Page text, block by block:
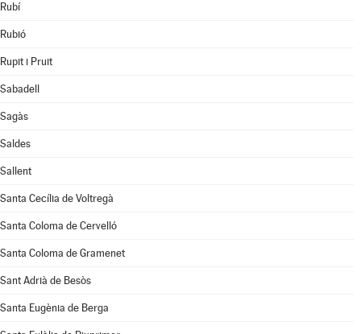
Rubí
Rubió
Rupit i Pruit
Sabadell
Sagàs
Saldes
Sallent
Santa Cecília de Voltregà
Santa Coloma de Cervelló
Santa Coloma de Gramenet
Sant Adrià de Besòs
Santa Eugènia de Berga